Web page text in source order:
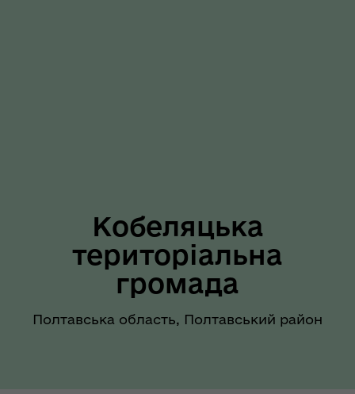
Кобеляцька
територіальна
громада
Полтавська область, Полтавський район